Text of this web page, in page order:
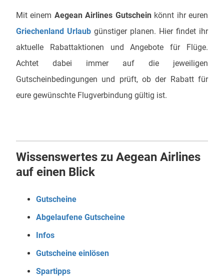
Mit einem Aegean Airlines Gutscheinkönnt ihr euren
Griechenland Urlaub günstiger planen. Hier findet ihr
aktuelle Rabattaktionen und Angebote für Flüge.
Achtet dabei immer auf die jeweiligen
Gutscheinbedingungen und prüft, ob der Rabatt für
eure gewünschte Flugverbindung gültig ist.
Wissenswertes zu Aegean Airlines
auf einen Blick
Gutscheine
Abgelaufene Gutscheine
Infos
Gutscheine einlösen
Spartipps